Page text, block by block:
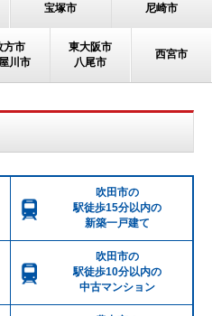
宝塚市
尼崎市
方市
川市
東大阪市
八尾市
西宮市
吹田市の
駅徒歩15分以内の
新築一戸建て
吹田市の
駅徒歩10分以内の
中古マンション